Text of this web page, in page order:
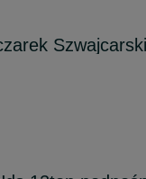
Szwajcarski